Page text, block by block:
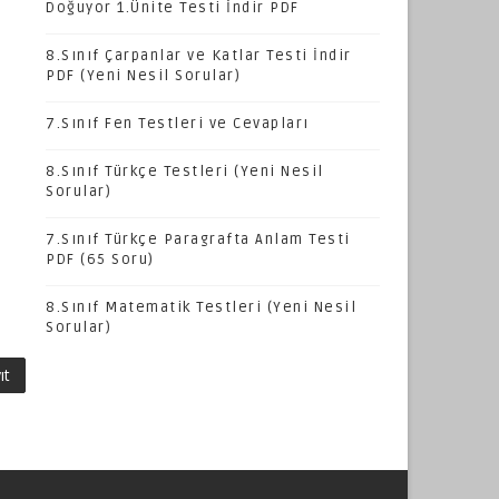
Doğuyor 1.Ünite Testi İndir PDF
8.Sınıf Çarpanlar ve Katlar Testi İndir
PDF (Yeni Nesil Sorular)
7.Sınıf Fen Testleri ve Cevapları
8.Sınıf Türkçe Testleri (Yeni Nesil
Sorular)
7.Sınıf Türkçe Paragrafta Anlam Testi
PDF (65 Soru)
8.Sınıf Matematik Testleri (Yeni Nesil
Sorular)